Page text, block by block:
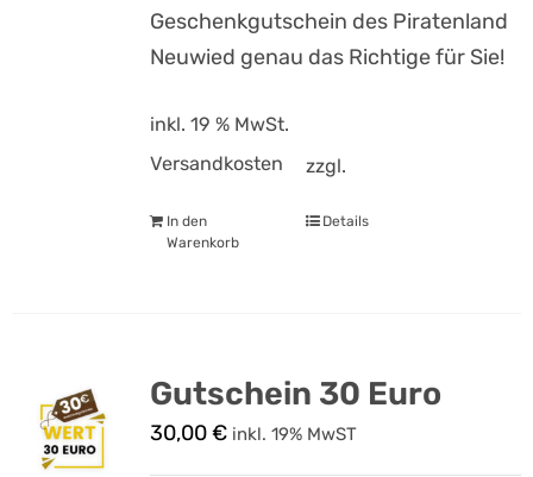
Geschenkgutschein des Piratenland
Neuwied genau das Richtige für Sie!
inkl. 19 % MwSt.
zzgl.
Versandkosten
In den
Warenkorb
Details
Gutschein 30 Euro
30,00€ inkl. 19% MwST